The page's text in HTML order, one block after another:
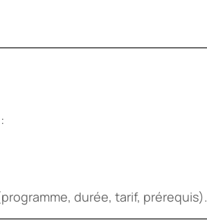
durée, tarif, prérequis).